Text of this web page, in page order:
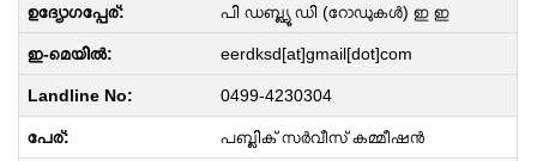
പി ഡബ്ല്യൂ ഡി (റോഡുകൾ) ഇ ഇ
eerdksd[at]gmail[dot]com
0499-4230304
പബ്ലിക് സർവീസ് കമ്മീഷൻ